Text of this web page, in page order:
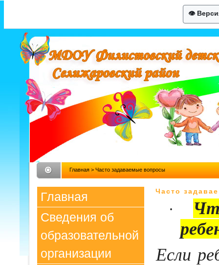
👁
Главная> Часто задаваемые вопросы
Главная
Сведения об
образовательной
организации
Часто
·
Если